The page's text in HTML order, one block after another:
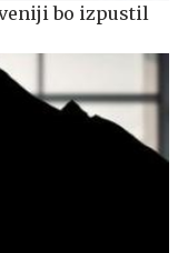
bo izpustil